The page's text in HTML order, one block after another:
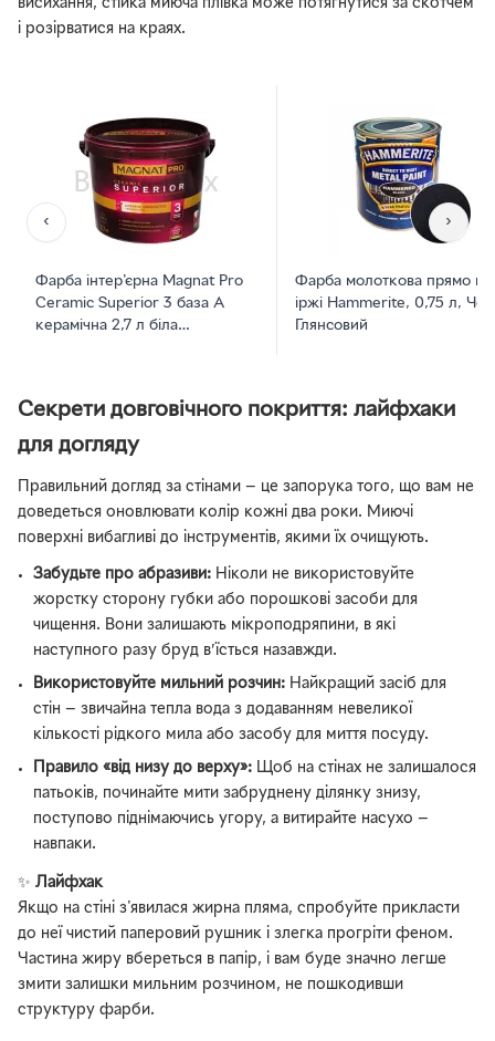
висихання, стійка миюча плівка може потягнутися за скотчем
і розірватися на краях.
‹
Фарба інтер'єрна Magnat Pro
Ceramic Superior 3 база А
керамічна 2,7 л біла
Фарба молоткова прямо по
іржі Hammerite, 0,75 л,
Глянсовий
›
Секрети довговічного покриття: лайфхаки
для догляду
Правильний догляд за стінами — це запорука того, що вам не
доведеться оновлювати колір кожні два роки. Миючі
поверхні вибагливі до інструментів, якими їх очищують.
Забудьте про абразиви: Ніколи не використовуйте
жорстку сторону губки або порошкові засоби для
чищення. Вони залишають мікроподряпини, в які
наступного разу бруд в’їсться назавжди.
Використовуйте мильний розчин: Найкращий засіб для
стін — звичайна тепла вода з додаванням невеликої
кількості рідкого мила або засобу для миття посуду.
Правило «від низу до верху»: Щоб на стінах не залишалося
патьоків, починайте мити забруднену ділянку знизу,
поступово піднімаючись угору, а витирайте насухо —
навпаки.
✨ Лайфхак
Якщо на стіні з'явилася жирна пляма, спробуйте прикласти
до неї чистий паперовий рушник і злегка прогріти феном.
Частина жиру вбереться в папір, і вам буде значно легше
змити залишки мильним розчином, не пошкодивши
структуру фарби.